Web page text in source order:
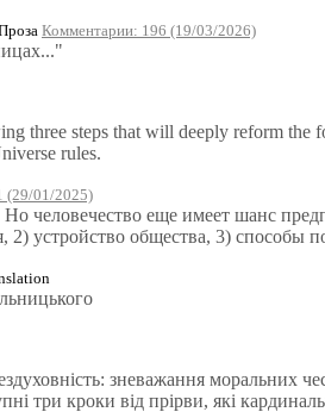
Комментарии: 196 (19/03/2026)
three steps that will deeply reform the
rules.
(29/01/2025)
человечество еще имеет шанс
устройство общества, 3) способы
зневажання моральних
три кроки вiд прiрви, якi